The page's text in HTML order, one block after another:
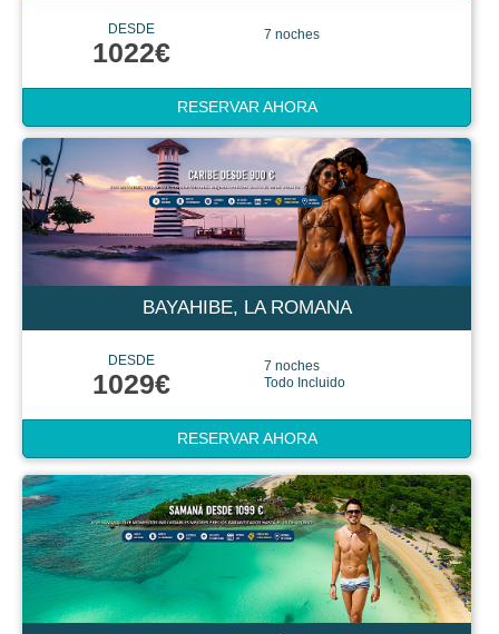
DESDE
1022€
7 noches
RESERVAR AHORA
BAYAHIBE, LA ROMANA
DESDE
1029€
7 noches
Todo Incluido
RESERVAR AHORA